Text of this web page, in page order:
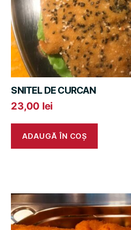
SNITEL DE CURCAN
23,00 lei
ADAUGĂ ÎN COȘ